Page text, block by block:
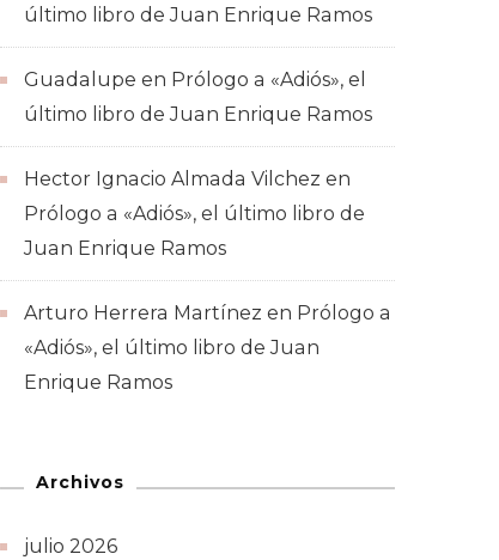
último libro de Juan Enrique Ramos
Guadalupe en Prólogo a «Adiós», el
último libro de Juan Enrique Ramos
Hector Ignacio Almada Vilchez en
Prólogo a «Adiós», el último libro de
Juan Enrique Ramos
Arturo Herrera Martínez en Prólogo a
«Adiós», el último libro de Juan
Enrique Ramos
Archivos
julio 2026